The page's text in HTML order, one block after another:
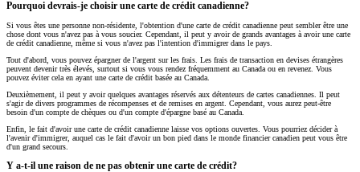
Pourquoi devrais-je choisir une carte de crédit canadienne?
Si vous êtes une personne non-résidente, l'obtention d'une carte de crédit canadienne peut sembler être une
chose dont vous n'avez pas à vous soucier. Cependant, il peut y avoir de grands avantages à avoir une carte
de crédit canadienne, même si vous n'avez pas l'intention d'immigrer dans le pays.
Tout d'abord, vous pouvez épargner de l'argent sur les frais. Les frais de transaction en devises étrangères
peuvent devenir très élevés, surtout si vous vous rendez fréquemment au Canada ou en revenez. Vous
pouvez éviter cela en ayant une carte de crédit basée au Canada.
Deuxièmement, il peut y avoir quelques avantages réservés aux détenteurs de cartes canadiennes. Il peut
s'agir de divers programmes de récompenses et de remises en argent. Cependant, vous aurez peut-être
besoin d'un compte de chèques ou d'un compte d'épargne basé au Canada.
Enfin, le fait d'avoir une carte de crédit canadienne laisse vos options ouvertes. Vous pourriez décider à
l'avenir d'immigrer, auquel cas le fait d'avoir un bon pied dans le monde financier canadien peut vous être
d'un grand secours.
Y a-t-il une raison de ne pas obtenir une carte de crédit?